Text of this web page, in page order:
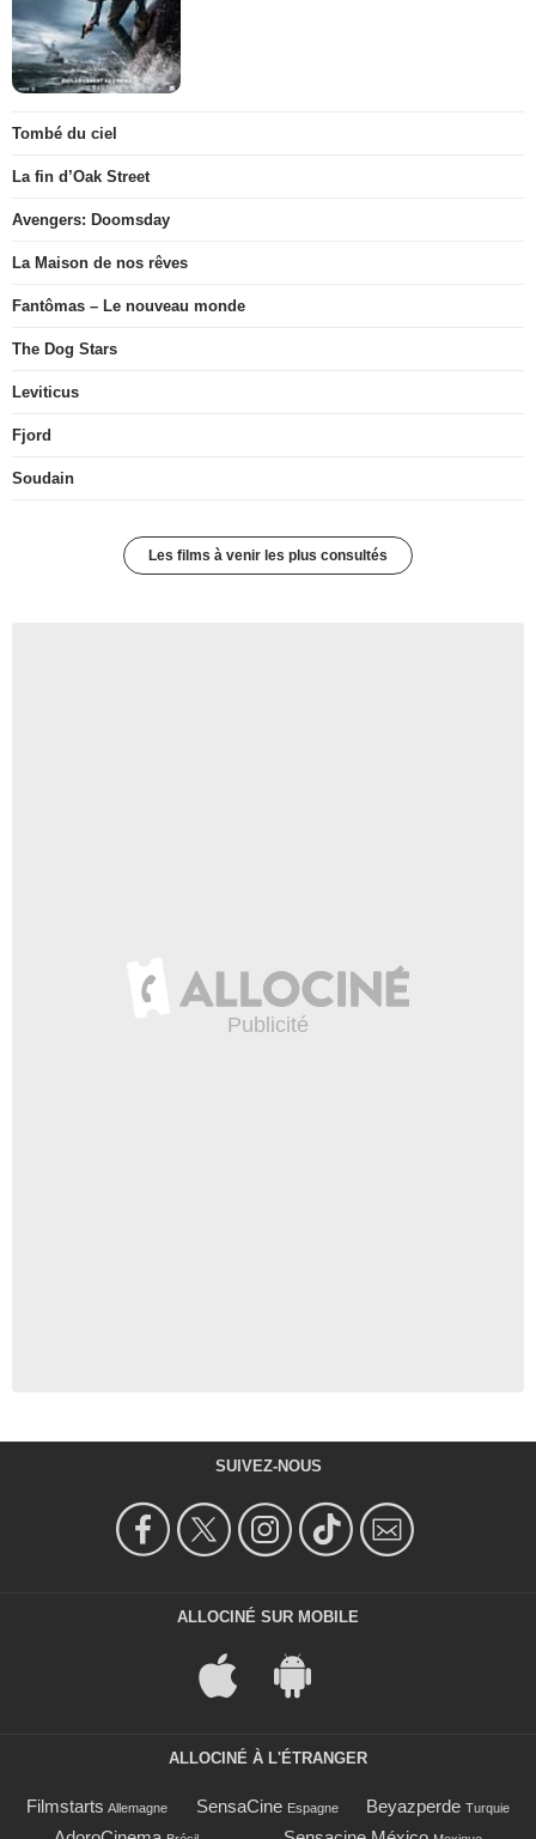
Tombé du ciel
La fin d’Oak Street
Avengers: Doomsday
La Maison de nos rêves
Fantômas – Le nouveau monde
The Dog Stars
Leviticus
Fjord
Soudain
Les films à venir les plus consultés
SUIVEZ-NOUS
ALLOCINÉ SUR MOBILE
ALLOCINÉ À L'ÉTRANGER
Filmstarts Allemagne SensaCine Espagne Beyazperde Turquie